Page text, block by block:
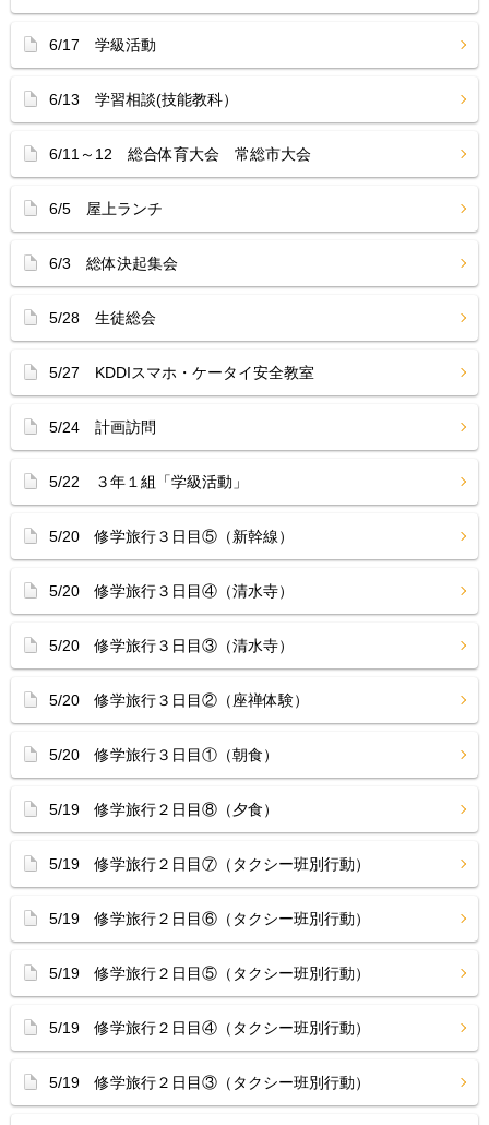
6/17 学級活動
6/13 学習相談(技能教科）
6/11～12 総合体育大会 常総市大会
6/5 屋上ランチ
6/3 総体決起集会
5/28 生徒総会
5/27 KDDIスマホ・ケータイ安全教室
5/24 計画訪問
5/22 ３年１組「学級活動」
5/20 修学旅行３日目⑤（新幹線）
5/20 修学旅行３日目④（清水寺）
5/20 修学旅行３日目③（清水寺）
5/20 修学旅行３日目②（座禅体験）
5/20 修学旅行３日目①（朝食）
5/19 修学旅行２日目⑧（夕食）
5/19 修学旅行２日目⑦（タクシー班別行動）
5/19 修学旅行２日目⑥（タクシー班別行動）
5/19 修学旅行２日目⑤（タクシー班別行動）
5/19 修学旅行２日目④（タクシー班別行動）
5/19 修学旅行２日目③（タクシー班別行動）